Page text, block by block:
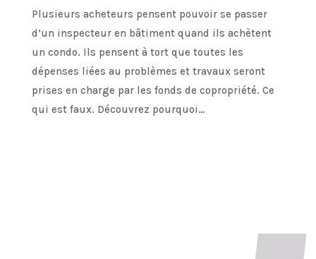
Plusieurs acheteurs pensent pouvoir se passer
d’un inspecteur en bâtiment quand ils achètent
un condo. Ils pensent à tort que toutes les
dépenses liées au problèmes et travaux seront
prises en charge par les fonds de copropriété. Ce
qui est faux. Découvrez pourquoi…